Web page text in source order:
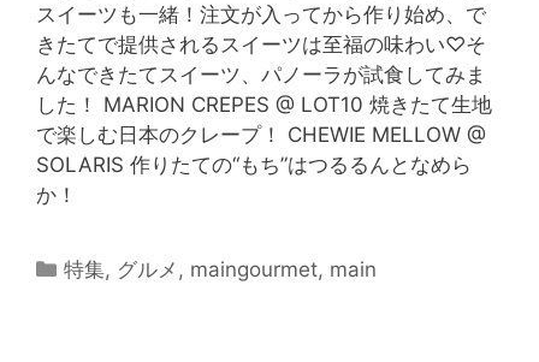
スイーツも一緒！注文が入ってから作り始め、で
きたてで提供されるスイーツは至福の味わい♡そ
んなできたてスイーツ、パノーラが試食してみま
した！ MARION CREPES @ LOT10 焼きたて生地
で楽しむ日本のクレープ！ CHEWIE MELLOW @
SOLARIS 作りたての“もち”はつるるんとなめら
か！
特集, グルメ , maingourmet, main